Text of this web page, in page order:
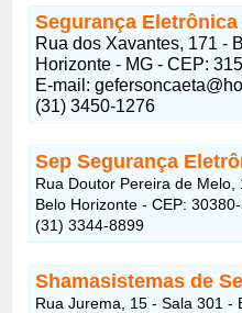
Segurança
Rua dos Xavantes, 171 -
Horizonte - MG - CEP:
E-mail:
(31) 3450-1276
Sep Segurança
Rua Doutor Pereira de
Belo Horizonte - CEP:
(31) 3344-8899
Shamasistemas de
Rua Jurema, 15 - Sala 301 -